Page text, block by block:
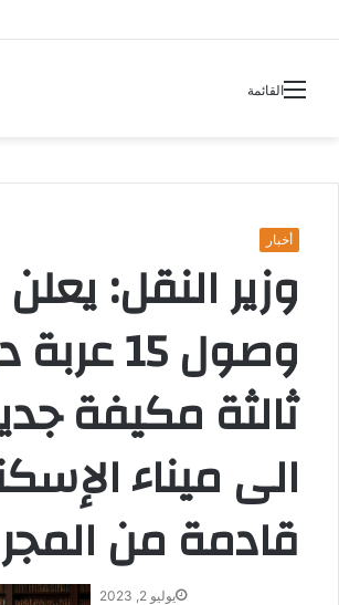
القائمة
أخبار
وزير النقل: يعلن
وصول 15
ثالثة مكيفة
الى ميناء
قادمة من المجر
يوليو 2, 2023